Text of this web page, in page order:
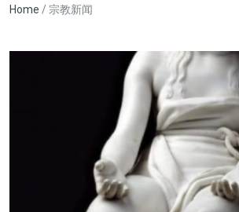
Breadcrumb
Home 宗教新闻